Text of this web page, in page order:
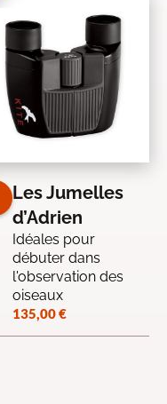
Les Jumelles
d’Adrien
Idéales pour
débuter dans
l'observation des
oiseaux
135,00€